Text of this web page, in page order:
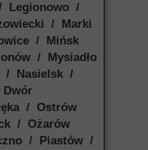
Legionowo /
/ Marki
/ Mińsk
/ Mysiadło
/ Nasielsk /
Dwór
/ Ostrów
/ Ożarów
/ Piastów /